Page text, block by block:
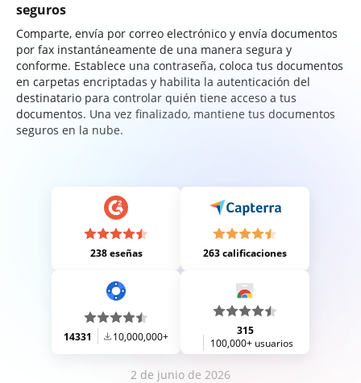
seguros
Comparte, envía por correo electrónico y envía documentos
por fax instantáneamente de una manera segura y
conforme. Establece una contraseña, coloca tus documentos
en carpetas encriptadas y habilita la autenticación del
destinatario para controlar quién tiene acceso a tus
documentos. Una vez finalizado, mantiene tus documentos
seguros en la nube.
238 eseñas 263 calificaciones
14331 10,000,000+
315
100,000+ usuarios
2 de junio de 2026